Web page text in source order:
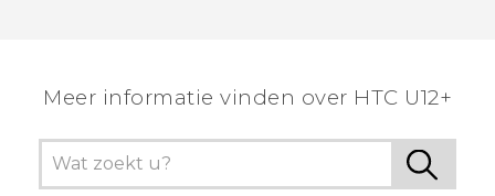
Meer informatie vinden over HTC U12+